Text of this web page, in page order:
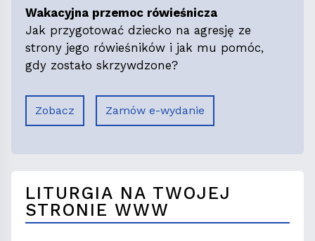
Wakacyjna przemoc rówieśnicza
Jak przygotować dziecko na agresję ze
strony jego rówieśników i jak mu pomóc,
gdy zostało skrzywdzone?
Zobacz Zamów e-wydanie
LITURGIA NA TWOJEJ
STRONIE WWW